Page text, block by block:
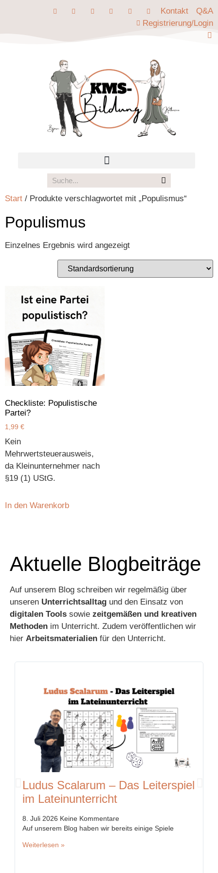
Kontakt
Q&A
Registrierung/Login
Start / Produkte verschlagwortet mit „Populismus“
Populismus
Einzelnes Ergebnis wird angezeigt
Checkliste: Populistische
Partei?
1,99 €
Kein
Mehrwertsteuerausweis,
da Kleinunternehmer nach
§19 (1) UStG.
In den Warenkorb
Aktuelle Blogbeiträge
Auf unserem Blog schreiben wir regelmäßig über
unseren Unterrichtsalltag und den Einsatz von
digitalen Tools sowie zeitgemäßen und kreativen
Methoden im Unterricht. Zudem veröffentlichen wir
hier Arbeitsmaterialien für den Unterricht.
Ludus Scalarum – Das Leiterspiel
im Lateinunterricht
8. Juli 2026 Keine Kommentare
Auf unserem Blog haben wir bereits einige Spiele
Weiterlesen »